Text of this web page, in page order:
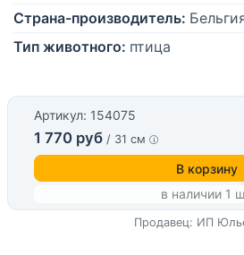
Страна-производитель:
Тип животного: птица
Артикул: 154075
1 770 руб / 31 см
В корзину
в наличии 1
Продавец: ИП